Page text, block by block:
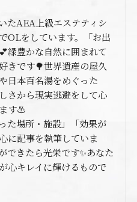
たAEA上級エステティシ
OLをしています。「お出
緑豊かな自然に囲まれて
きです🌳世界遺産の屋久
日本百名湯をめぐった
さから現実逃避をして心
す♨️
た場所・施設」「効果が
に記事を執筆していま
できたら光栄です✨あなた
心キレイに輝けるもので